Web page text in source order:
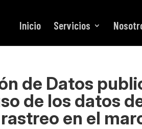
Inicio Servicios
de Datos
de los datos
en el